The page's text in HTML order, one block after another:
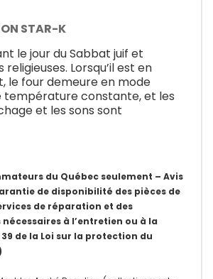
STAR-K
le jour du Sabbat juif et
Lorsqu’il est en
le four demeure en mode
température constante, et les
et les sons sont
du Québec seulement – Avis
de disponibilité des pièces de
de réparation et des
à l’entretien ou à la
de la Loi sur la protection du